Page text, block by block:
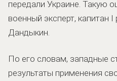
передали Украине. Такую
военный эксперт, капитан
Дандыкин.
По его словам, западные
результаты применения